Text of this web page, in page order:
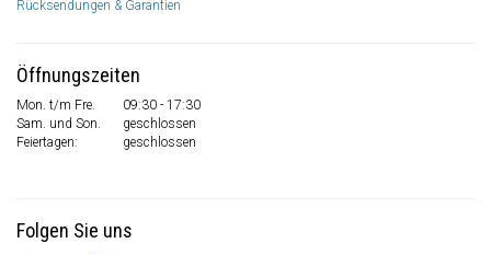
Rücksendungen & Garantien
Öffnungszeiten
Mon. t/m Fre.
09:30 - 17:30
Sam. und Son.
geschlossen
Feiertagen:
geschlossen
Folgen Sie uns